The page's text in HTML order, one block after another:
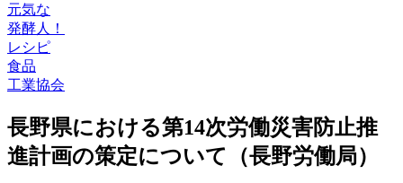
元気な
発酵人！
レシピ
食品
工業協会
長野県における第14次労働災害防止推
進計画の策定について（長野労働局）